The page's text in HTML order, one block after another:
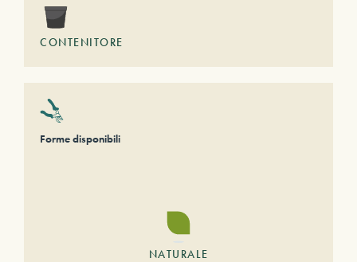
CONTENITORE
Forme disponibili
NATURALE